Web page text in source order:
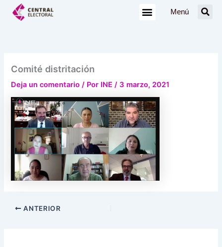
Menú
Comité distritación
Deja un comentario / Por INE/ 3 marzo, 2021
ANTERIOR